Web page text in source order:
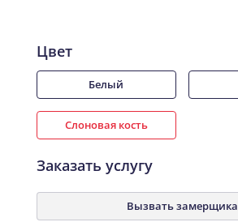
Цвет
Белый
Слоновая кость
Заказать услугу
Вызвать замерщика